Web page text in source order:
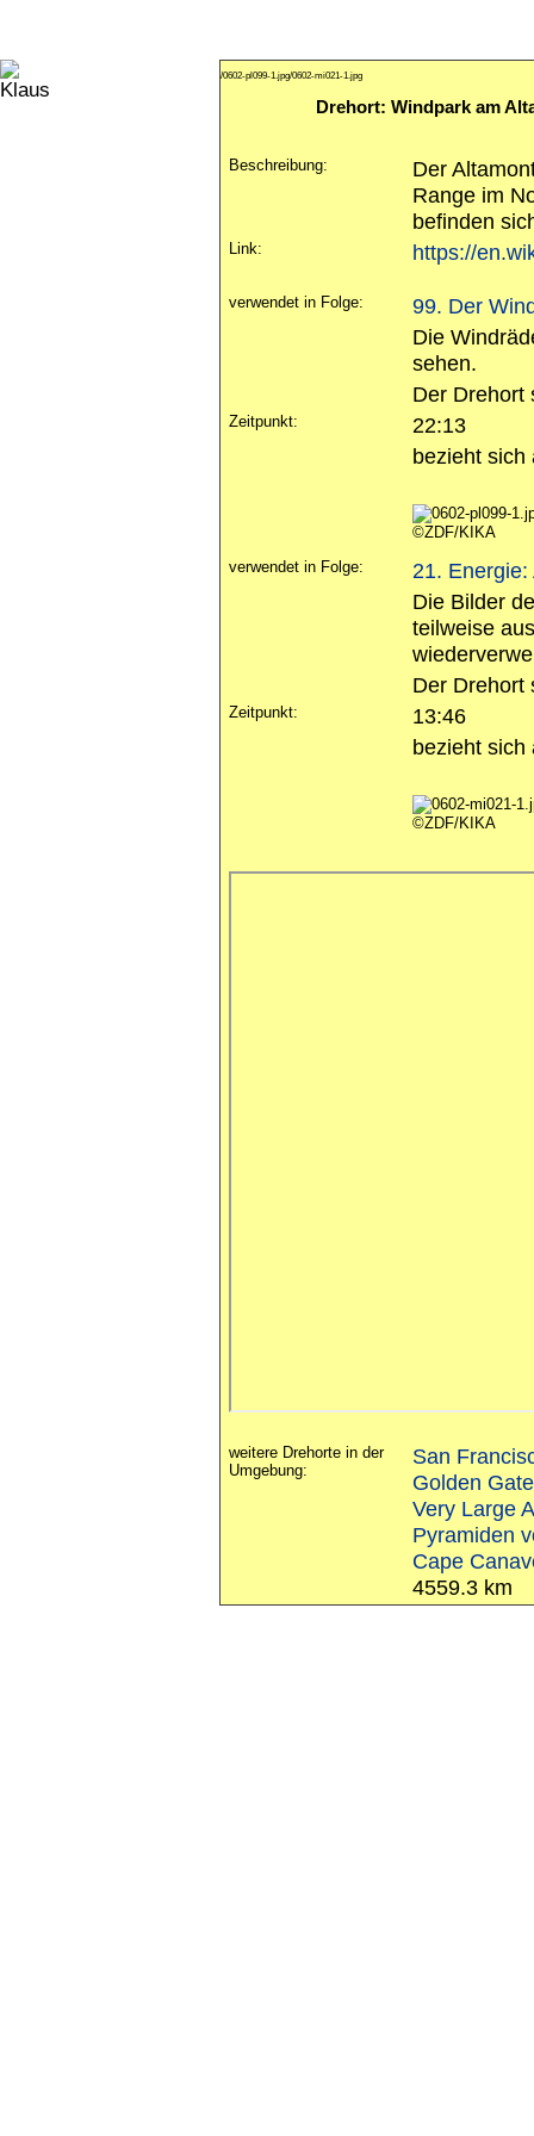
/0602-pl099-1.jpg/0602-mi021-1.jpg
Drehort: Windpark am
Beschreibung:
Der
Range im
befinden
Link: https://
verwendet in Folge:
99. Der
Die
sehen.
Der Drehort
Zeitpunkt:
22:13
bezieht sich
©ZDF/KIKA
verwendet in Folge:
21.
Die Bilder
teilweise
Der Drehort
Zeitpunkt:
13:46
bezieht sich
©ZDF/KIKA
weitere Drehorte in der
Umgebung:
San
Golden
Very Large
Pyramiden
Cape
4559.3 km